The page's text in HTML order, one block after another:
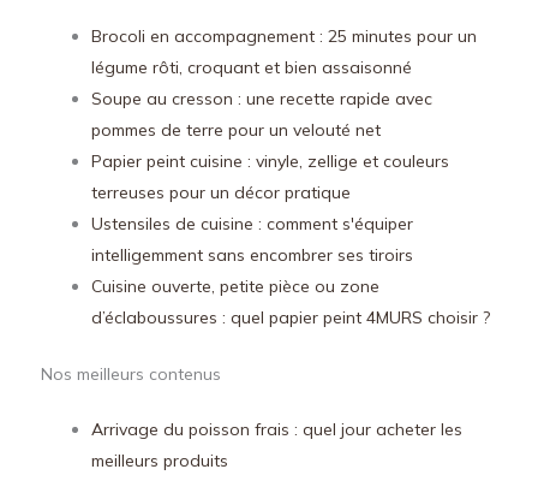
Brocoli en accompagnement : 25 minutes pour un
légume rôti, croquant et bien assaisonné
Soupe au cresson : une recette rapide avec
pommes de terre pour un velouté net
Papier peint cuisine : vinyle, zellige et couleurs
terreuses pour un décor pratique
Ustensiles de cuisine : comment s'équiper
intelligemment sans encombrer ses tiroirs
Cuisine ouverte, petite pièce ou zone
d’éclaboussures : quel papier peint 4MURS choisir ?
Nos meilleurs contenus
Arrivage du poisson frais : quel jour acheter les
meilleurs produits